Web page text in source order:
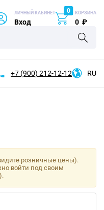
ЛИЧНЫЙ КАБИНЕТ
Вход
0 КОРЗИНА
0 ₽
+7 (900) 212-12-12 RU
розничные цены).
войти под своим